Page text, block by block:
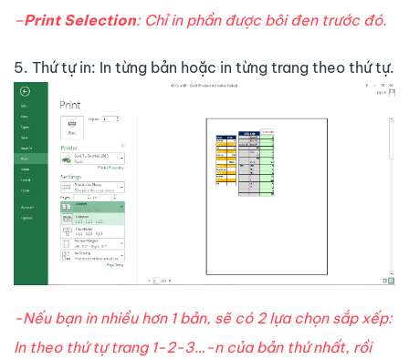
–Print Selection: Chỉ in phần được bôi đen trước đó.
5. Thứ tự in: In từng bản hoặc in từng trang theo thứ tự.
-Nếu bạn in nhiều hơn 1 bản, sẽ có 2 lựa chọn sắp xếp:
In theo thứ tự trang 1-2-3…-n của bản thứ nhất, rồi